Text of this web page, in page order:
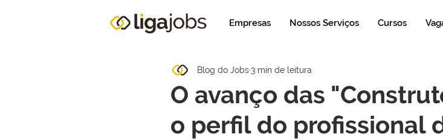
Empresas Nossos Serviços Cursos
O avanço das
o perfil do profissional
Blog do Jobs3 min de leitura